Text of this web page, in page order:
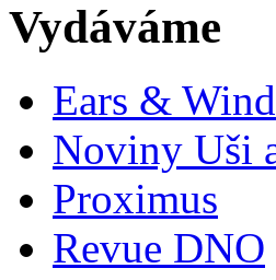
Vydáváme
Ears &
Noviny Uši
Proximus
Revue DNO